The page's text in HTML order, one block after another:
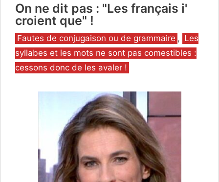
On ne dit pas : "Les français i'
croient que" !
Catégories
Fautes de conjugaison ou de grammaire , Les
syllabes et les mots ne sont pas comestibles :
cessons donc de les avaler !